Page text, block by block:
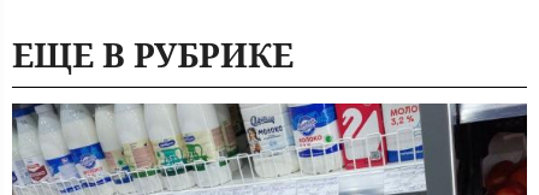
ЕЩЕ В РУБРИКЕ